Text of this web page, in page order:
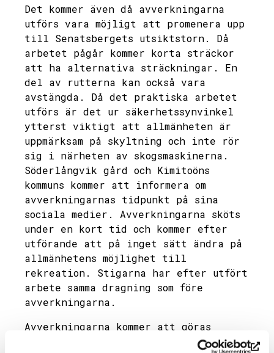
Det kommer även då avverkningarna
utförs vara möjligt att promenera upp
till Senatsbergets utsiktstorn. Då
arbetet pågår kommer korta sträckor
att ha alternativa sträckningar. En
del av rutterna kan också vara
avstängda. Då det praktiska arbetet
utförs är det ur säkerhetssynvinkel
ytterst viktigt att allmänheten är
uppmärksam på skyltning och inte rör
sig i närheten av skogsmaskinerna.
Söderlångvik gård och Kimitoöns
kommuns kommer att informera om
avverkningarnas tidpunkt på sina
sociala medier. Avverkningarna sköts
under en kort tid och kommer efter
utförande att på inget sätt ändra på
allmänhetens möjlighet till
rekreation. Stigarna har efter utfört
arbete samma dragning som före
avverkningarna.
Avverkningarna kommer att göras
skonsamt och utförs för att långsamt